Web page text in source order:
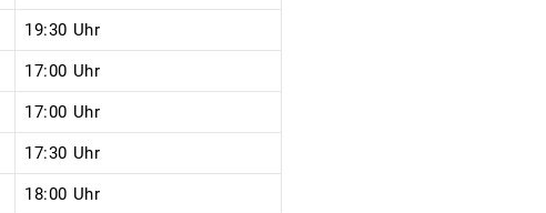
19:30 Uhr
17:00 Uhr
17:00 Uhr
17:30 Uhr
18:00 Uhr